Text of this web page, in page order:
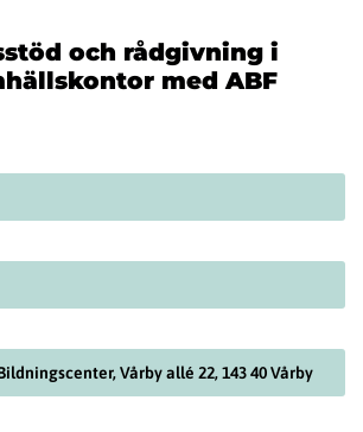
och rådgivning i
med ABF
Vårby allé 22, 143 40 Vårby